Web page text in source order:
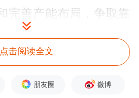
完善产能布局，争取靠
和就近满足市场需求，
…
点击阅读全文
朋友圈 微博